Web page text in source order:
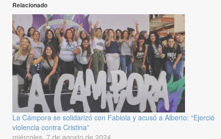
Relacionado
La Cámpora se solidarizó con Fabiola y acusó a Alberto: “Ejerció
violencia contra Cristina”